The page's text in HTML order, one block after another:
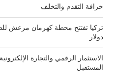
خرافة التقدم والتخلف
دولار
الاستثمار الرقمي والتجارة
المستقبل